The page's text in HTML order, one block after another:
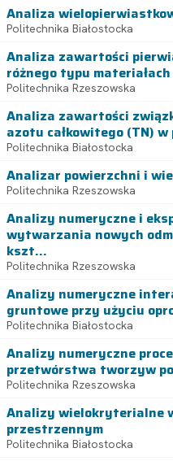
Analiza
Politechnika Białostocka
Analiza zawartości
różnego typu materiałach
Politechnika Rzeszowska
Analiza zawartości
azotu całkowitego (TN)
Politechnika Białostocka
Analizar powierzchni i
Politechnika Rzeszowska
Analizy numeryczne i
wytwarzania nowych
kszt...
Politechnika Rzeszowska
Analizy numeryczne
gruntowe przy użyciu
Politechnika Białostocka
Analizy numeryczne
przetwórstwa tworzyw
Politechnika Rzeszowska
Analizy wielokryterialne
przestrzennym
Politechnika Białostocka